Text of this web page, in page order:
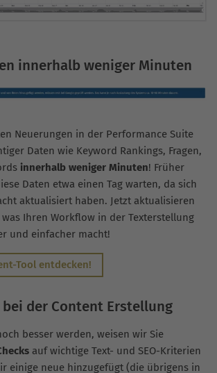
innerhalb weniger Minuten
Neuerungen in der Performance Suite
Daten wie Keyword Rankings, Fragen,
innerhalb weniger Minuten! Früher
Daten etwa einen Tag warten, da sich
aktualisiert haben. Jetzt aktualisieren
Ihren Workflow in der Texterstellung
und einfacher macht!
Tool entdecken!
bei der Content Erstellung
besser werden, weisen wir Sie
auf wichtige Text- und SEO-Kriterien
einige neue hinzugefügt (die übrigens in